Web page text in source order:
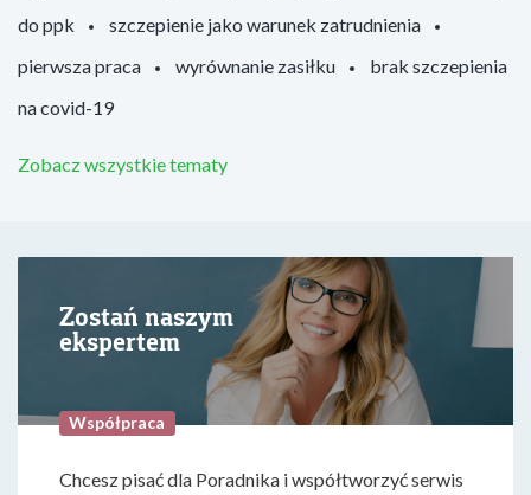
do ppk
szczepienie jako warunek zatrudnienia
pierwsza praca
wyrównanie zasiłku
brak szczepienia
na covid-19
Zobacz wszystkie tematy
Zostań naszym
ekspertem
Współpraca
Chcesz pisać dla Poradnika i współtworzyć serwis